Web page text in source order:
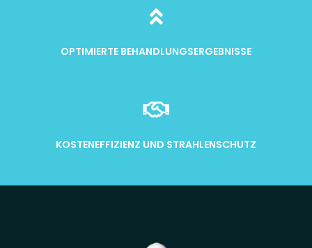
OPTIMIERTE BEHANDLUNGSERGEBNISSE
KOSTENEFFIZIENZ UND STRAHLENSCHUTZ